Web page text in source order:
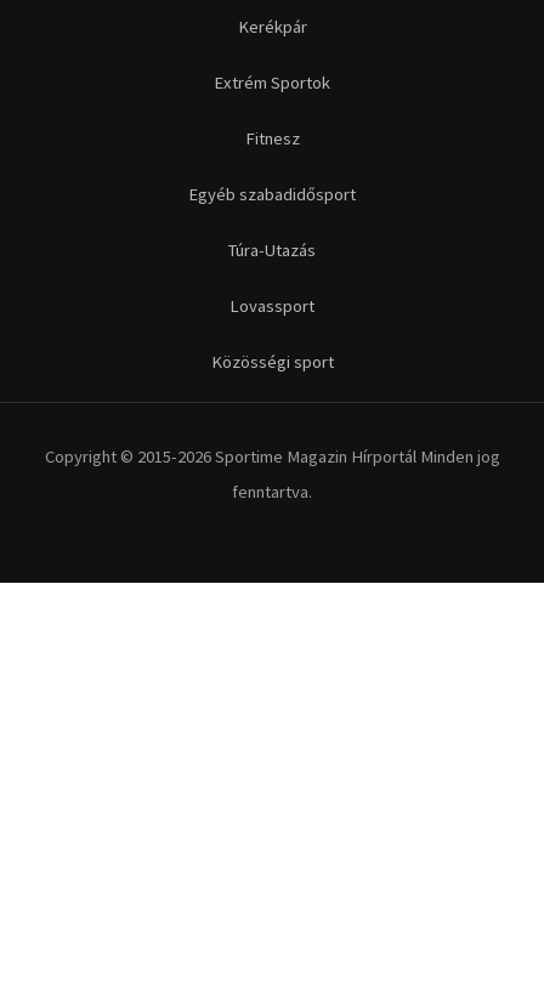
Kerékpár
Extrém Sportok
Fitnesz
Egyéb szabadidősport
Túra-Utazás
Lovassport
Közösségi sport
Copyright © 2015-2026 Sportime Magazin Hírportál Minden jog
fenntartva.